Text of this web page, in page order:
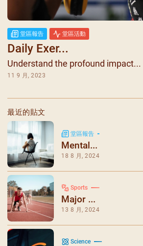
堂區報告 堂區活動
Daily Exer...
Understand the profound impact...
11 9 月, 2023
最近的貼文
堂區報告
Mental...
18 8 月, 2024
Sports
Major ...
13 8 月, 2024
Science